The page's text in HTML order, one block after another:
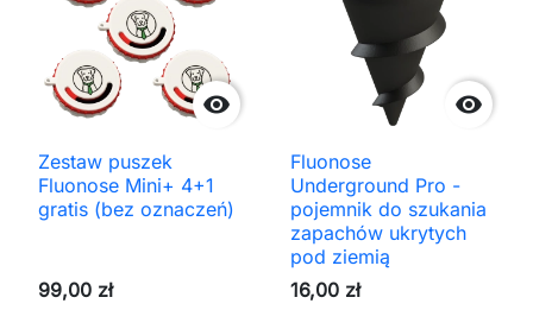

Zestaw puszek
Fluonose Mini+ 4+1
gratis (bez oznaczeń)
99,00 zł

Fluonose
Underground Pro -
pojemnik do szukania
zapachów ukrytych
pod ziemią
16,00 zł